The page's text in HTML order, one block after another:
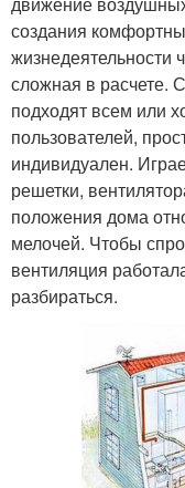
создания
жизнедеятельности
сложная в расчете.
подходят всем или
пользователей,
индивидуален.
решетки,
положения дома
мелочей. Чтобы
вентиляция
разбираться.